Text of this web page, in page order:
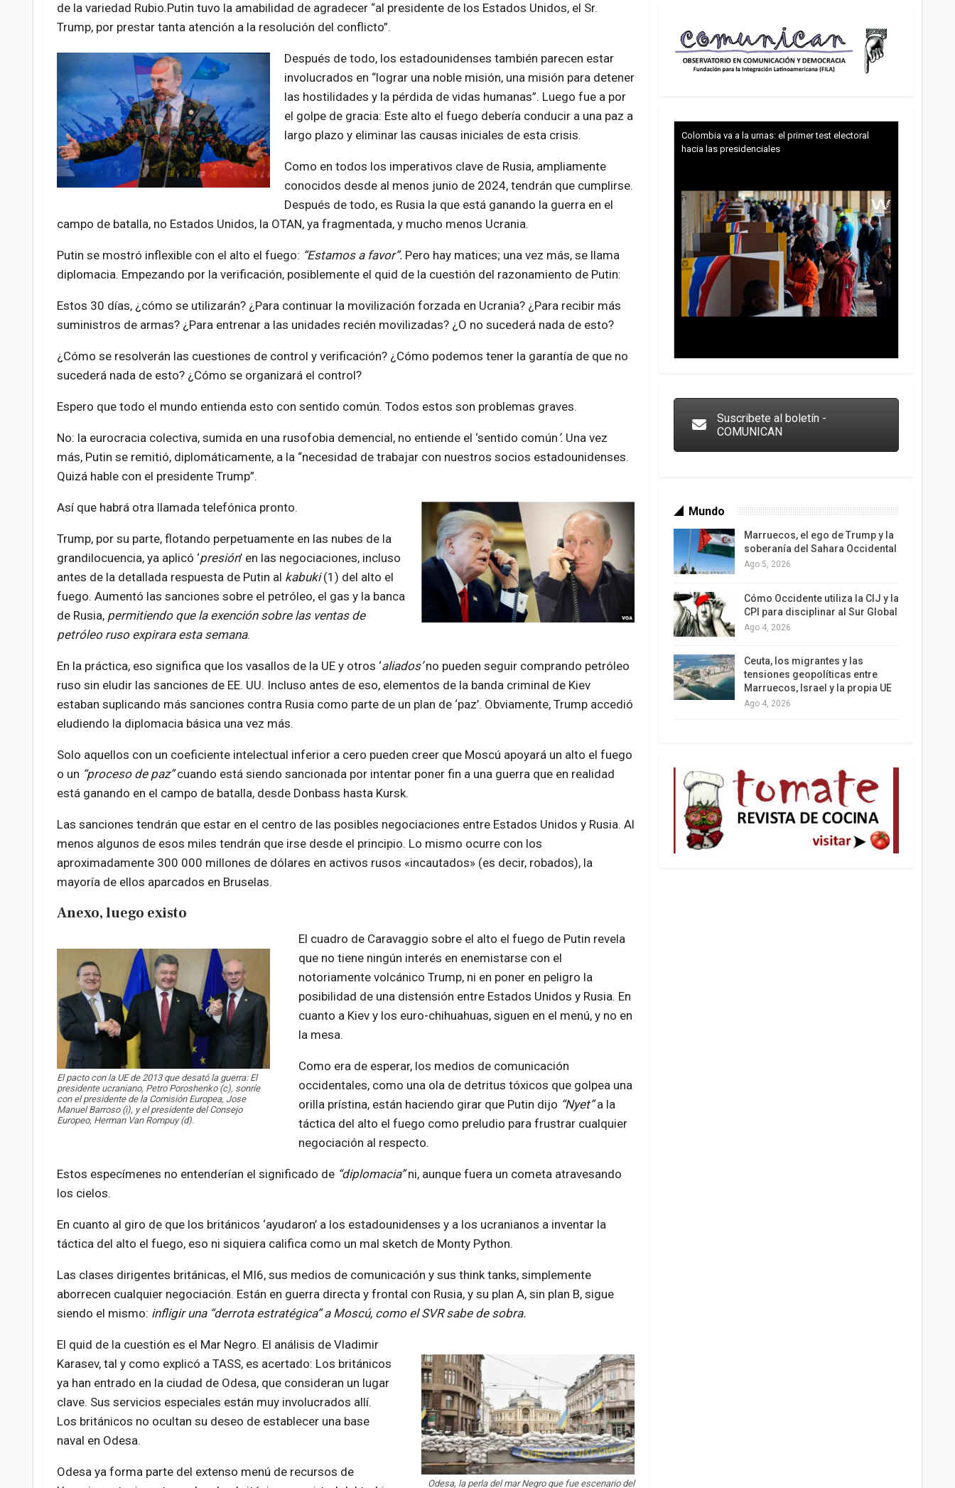
de la variedad Rubio.Putin tuvo la amabilidad de agradecer “al presidente de los Estados Unidos, el Sr.
Trump, por prestar tanta atención a la resolución del conflicto”.
Después de todo, los estadounidenses también parecen estar
involucrados en “lograr una noble misión, una misión para detener
las hostilidades y la pérdida de vidas humanas”. Luego fue a por
el golpe de gracia: Este alto el fuego debería conducir a una paz a
largo plazo y eliminar las causas iniciales de esta crisis.
Como en todos los imperativos clave de Rusia, ampliamente
conocidos desde al menos junio de 2024, tendrán que cumplirse.
Después de todo, es Rusia la que está ganando la guerra en el
campo de batalla, no Estados Unidos, la OTAN, ya fragmentada, y mucho menos Ucrania.
Putin se mostró inflexible con el alto el fuego: “Estamos a favor”. Pero hay matices; una vez más, se llama
diplomacia. Empezando por la verificación, posiblemente el quid de la cuestión del razonamiento de Putin:
Estos 30 días, ¿cómo se utilizarán? ¿Para continuar la movilización forzada en Ucrania? ¿Para recibir más
suministros de armas? ¿Para entrenar a las unidades recién movilizadas? ¿O no sucederá nada de esto?
¿Cómo se resolverán las cuestiones de control y verificación? ¿Cómo podemos tener la garantía de que no
sucederá nada de esto? ¿Cómo se organizará el control?
Espero que todo el mundo entienda esto con sentido común. Todos estos son problemas graves.
No: la eurocracia colectiva, sumida en una rusofobia demencial, no entiende el ‘sentido común ’. Una vez
más, Putin se remitió, diplomáticamente, a la “necesidad de trabajar con nuestros socios estadounidenses.
Quizá hable con el presidente Trump”.
Así que habrá otra llamada telefónica pronto.
Trump, por su parte, flotando perpetuamente en las nubes de la
grandilocuencia, ya aplicó ‘presión’ en las negociaciones, incluso
antes de la detallada respuesta de Putin al kabuki(1) del alto el
fuego. Aumentó las sanciones sobre el petróleo, el gas y la banca
de Rusia, permitiendo que la exención sobre las ventas de
petróleo ruso expirara esta semana.
En la práctica, eso significa que los vasallos de la UE y otros ‘aliados’no pueden seguir comprando petróleo
ruso sin eludir las sanciones de EE. UU. Incluso antes de eso, elementos de la banda criminal de Kiev
estaban suplicando más sanciones contra Rusia como parte de un plan de ‘paz’. Obviamente, Trump accedió
eludiendo la diplomacia básica una vez más.
Solo aquellos con un coeficiente intelectual inferior a cero pueden creer que Moscú apoyará un alto el fuego
o un “proceso de paz”cuando está siendo sancionada por intentar poner fin a una guerra que en realidad
está ganando en el campo de batalla, desde Donbass hasta Kursk.
Las sanciones tendrán que estar en el centro de las posibles negociaciones entre Estados Unidos y Rusia. Al
menos algunos de esos miles tendrán que irse desde el principio. Lo mismo ocurre con los
aproximadamente 300 000 millones de dólares en activos rusos «incautados» (es decir, robados), la
mayoría de ellos aparcados en Bruselas.
Anexo, luego existo
El pacto con la UE de 2013 que desató la guerra: El
presidente ucraniano, Petro Poroshenko (c), sonríe
con el presidente de la Comisión Europea, Jose
Manuel Barroso (i), y el presidente del Consejo
Europeo, Herman Van Rompuy (d).
El cuadro de Caravaggio sobre el alto el fuego de Putin revela
que no tiene ningún interés en enemistarse con el
notoriamente volcánico Trump, ni en poner en peligro la
posibilidad de una distensión entre Estados Unidos y Rusia. En
cuanto a Kiev y los euro-chihuahuas, siguen en el menú, y no en
la mesa.
Como era de esperar, los medios de comunicación
occidentales, como una ola de detritus tóxicos que golpea una
orilla prístina, están haciendo girar que Putin dijo “Nyet”a la
táctica del alto el fuego como preludio para frustrar cualquier
negociación al respecto.
Estos especímenes no entenderían el significado de “diplomacia”ni, aunque fuera un cometa atravesando
los cielos.
En cuanto al giro de que los británicos ‘ayudaron’ a los estadounidenses y a los ucranianos a inventar la
táctica del alto el fuego, eso ni siquiera califica como un mal sketch de Monty Python.
Las clases dirigentes británicas, el MI6, sus medios de comunicación y sus think tanks, simplemente
aborrecen cualquier negociación. Están en guerra directa y frontal con Rusia, y su plan A, sin plan B, sigue
siendo el mismo: infligir una “derrota estratégica” a Moscú, como el SVR sabe de sobra.
Odesa, la perla del mar Negro que fue escenario del
El quid de la cuestión es el Mar Negro. El análisis de Vladimir
Karasev, tal y como explicó a TASS, es acertado: Los británicos
ya han entrado en la ciudad de Odesa, que consideran un lugar
clave. Sus servicios especiales están muy involucrados allí.
Los británicos no ocultan su deseo de establecer una base
naval en Odesa.
Odesa ya forma parte del extenso menú de recursos de
Colombia va a la urnas: el primer test electoral
hacia las presidenciales
Los latinos le van dando la espalda a Trump
Suscribete al boletín -
COMUNICAN
Mundo
Marruecos, el ego de Trump y la
soberanía del Sahara Occidental
Ago 5, 2026
Cómo Occidente utiliza la CIJ y la
CPI para disciplinar al Sur Global
Ago 4, 2026
Ceuta, los migrantes y las
tensiones geopolíticas entre
Marruecos, Israel y la propia UE
Ago 4, 2026